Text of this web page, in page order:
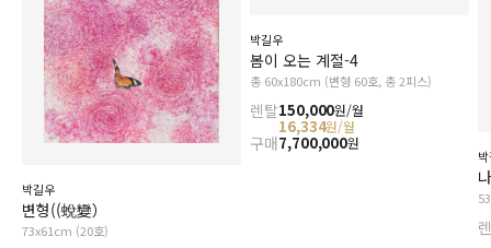
박길우
변형((蛻變）
73x61cm (20호)
박길우
봄이 오는 계절-4
총 60x180cm (변형 60호, 총 2피스)
렌탈150,000원/월
16,334원/월
구매7,700,000원